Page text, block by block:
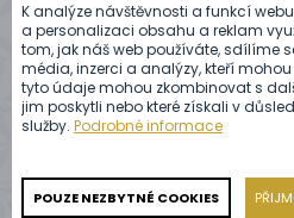
K analýze návštěvnosti a funkcí
a personalizaci obsahu a reklam
tom, jak náš web používáte, sdílíme
média, inzerci a analýzy, kteří mohou
tyto údaje mohou zkombinovat s
jim poskytli nebo které získali v
služby.Podrobné informace
POUZE NEZBYTNÉ COOKIES